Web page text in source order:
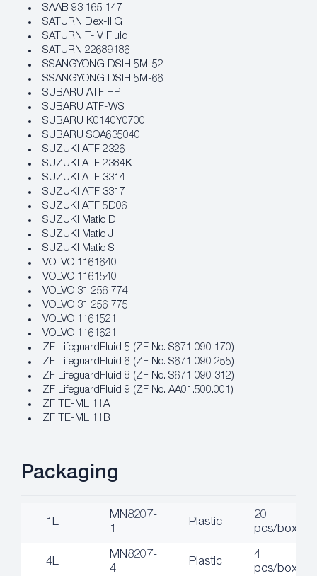
SAAB 93 165 147
SATURN Dex-IIIG
SATURN T-IV Fluid
SATURN 22689186
SSANGYONG DSIH 5M-52
SSANGYONG DSIH 5M-66
SUBARU ATF HP
SUBARU ATF-WS
SUBARU K0140Y0700
SUBARU SOA635040
SUZUKI ATF 2326
SUZUKI ATF 2384K
SUZUKI ATF 3314
SUZUKI ATF 3317
SUZUKI ATF 5D06
SUZUKI Matic D
SUZUKI Matic J
SUZUKI Matic S
VOLVO 1161640
VOLVO 1161540
VOLVO 31 256 774
VOLVO 31 256 775
VOLVO 1161521
VOLVO 1161621
ZF LifeguardFluid 5 (ZF No. S671 090 170)
ZF LifeguardFluid 6 (ZF No. S671 090 255)
ZF LifeguardFluid 8 (ZF No. S671 090 312)
ZF LifeguardFluid 9 (ZF No. AA01.500.001)
ZF TE-ML 11A
ZF TE-ML 11B
Packaging
1L
MN8207-
1
Plastic
20
pcs/box
4L
MN8207-
4
Plastic
4
pcs/box